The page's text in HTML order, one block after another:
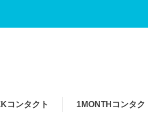
コンタクト 1MONTH コンタク